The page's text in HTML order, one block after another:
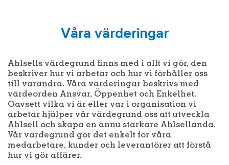
Våra värderingar
Ahlsells värdegrund finns med i allt vi gör, den
beskriver hur vi arbetar och hur vi förhåller oss
till varandra. Våra värderingar beskrivs med
värdeorden Ansvar, Öppenhet och Enkelhet.
Oavsett vilka vi är eller var i organisation vi
arbetar hjälper vår värdegrund oss att utveckla
Ahlsell och skapa en ännu starkare Ahlsellanda.
Vår värdegrund gör det enkelt för våra
medarbetare, kunder och leverantörer att förstå
hur vi gör affärer.